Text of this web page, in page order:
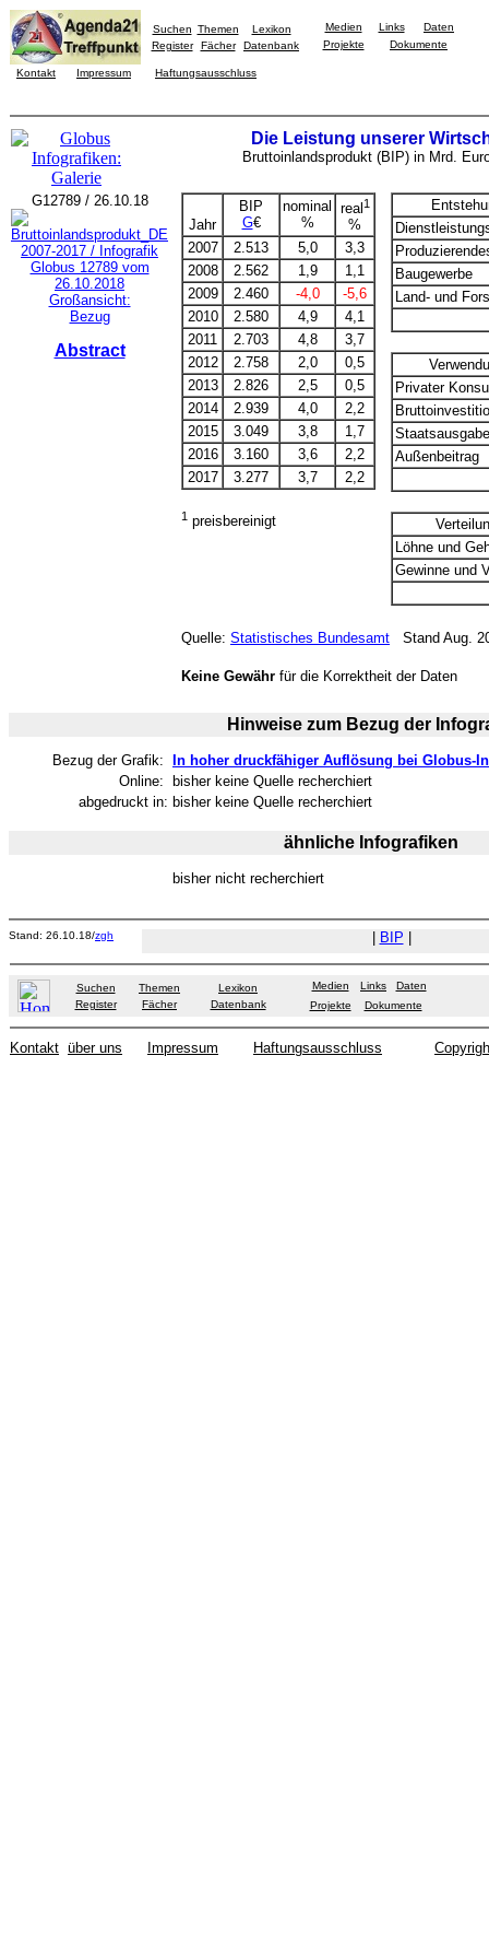
Suchen Themen
Lexikon
Register
Fächer Datenbank
Medien Links
Daten
Projekte
Dokumente
Kontakt Impressum Haftungsausschluss
Die Leistung unserer
Bruttoinlandsprodukt (BIP) in Mrd.
G12789 / 26.10.18
Großansicht:
Bezug
Abstract
Jahr
BIP
G€
nominal
%
real 1
%
2007
2.513 5,0
3,3
2008
2.562 1,9
1,1
2009
2.460 -4,0
-5,6
2010
2.580 4,9
4,1
2011
2.703 4,8
3,7
2012
2.758 2,0
0,5
2013
2.826 2,5
0,5
2014
2.939 4,0
2,2
2015
3.049 3,8
1,7
2016
3.160 3,6
2,2
2017
3.277 3,7 2,2
1 preisbereinigt
Baugewerbe
Land- und
Privater
Außenbeitrag
Löhne und
Gewinne und
Quelle: Statistisches Bundesamt Stand Aug.
Keine Gewähr für die Korrektheit der Daten
Hinweise zum Bezug der
Bezug der Grafik:
In hoher druckfähiger Auflösung bei Globus-
Online:
bisher keine Quelle recherchiert
abgedruckt in: bisher keine Quelle recherchiert
ähnliche Infografiken
bisher nicht recherchiert
Stand: 26.10.18/zgh BIP
Suchen Themen
Lexikon
Register
Fächer Datenbank
Medien Links
Daten
Projekte
Dokumente
Kontakt über uns Impressum Haftungsausschluss